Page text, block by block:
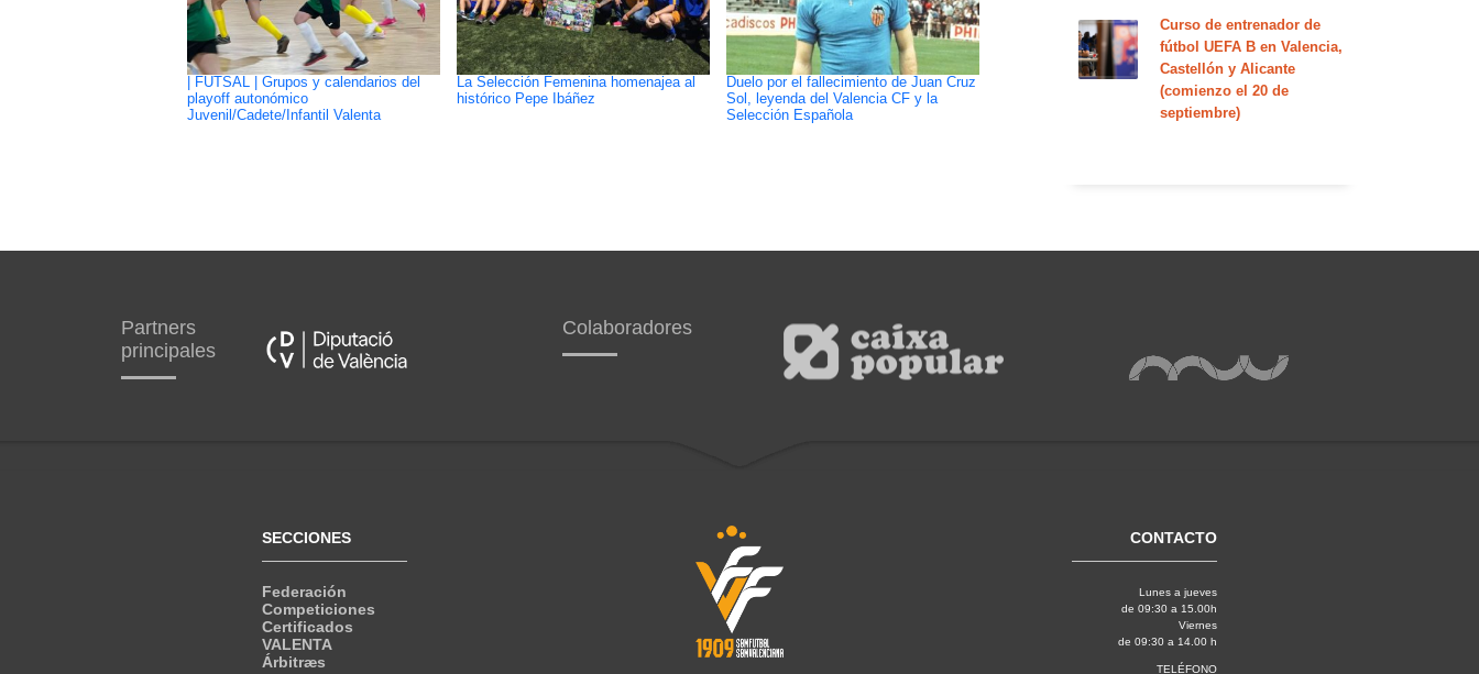
| FUTSAL | Grupos y calendarios del
playoff autonómico
Juvenil/Cadete/Infantil Valenta
La Selección Femenina homenajea al
histórico Pepe Ibáñez
Duelo por el fallecimiento de Juan Cruz
Sol, leyenda del Valencia CF y la
Selección Española
Curso de entrenador de
fútbol UEFA B en Valencia,
Castellón y Alicante
(comienzo el 20 de
septiembre)
Partners
principales
Colaboradores
SECCIONES
Federación
Competiciones
Certificados
VALENTA
Árbitræs
CONTACTO
Lunes a jueves
de 09:30 a 15.00h
Viernes
de 09:30 a 14.00 h
TELÉFONO